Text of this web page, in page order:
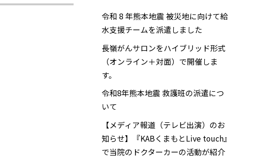
令和 8 年熊本地震 被災地に向けて給
水支援チームを派遣しました
長嶺がんサロンをハイブリッド形式
（オンライン＋対面）で開催しま
す。
令和8年熊本地震 救護班の派遣につ
いて
【メディア報道（テレビ出演）のお
知らせ】『KABくまもとLive touch』
で当院のドクターカーの活動が紹介